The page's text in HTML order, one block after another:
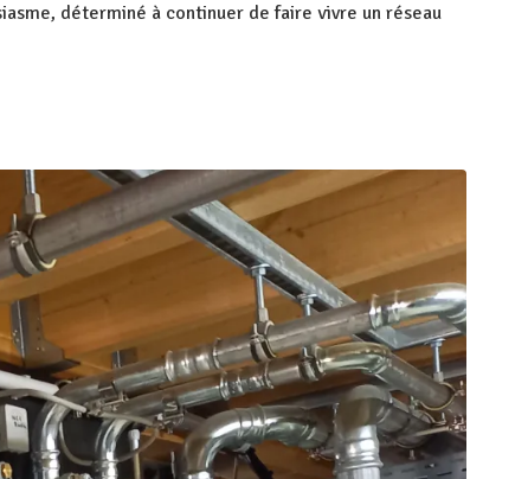
déterminé à continuer de faire vivre un réseau